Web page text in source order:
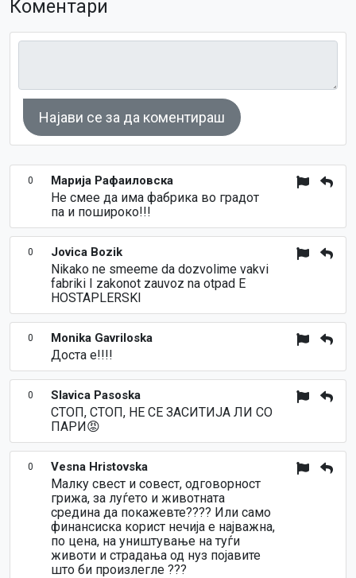
Коментари
Најави се за да коментираш
0 Марија Рафаиловска
Не смее да има фабрика во градот
па и пошироко!!!
0 Jovica Bozik
Nikako ne smeeme da dozvolime vakvi
fabriki I zakonot zauvoz na otpad E
HOSTAPLERSKI
0 Monika Gavriloska
Доста е!!!!
0 Slavica Pasoska
СТОП, СТОП, НЕ СЕ ЗАСИТИЈА ЛИ СО
ПАРИ😡
0 Vesna Hristovska
Малку свест и совест, одговорност
грижа, за луѓето и животната
средина да покажевте???? Или само
финансиска корист нечија е најважна,
по цена, на уништување на туѓи
животи и страдања од нуз појавите
што би произлегле ???